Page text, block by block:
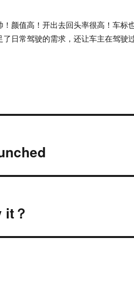
颜值高！开出去回头率很高！车标
日常驾驶的需求，还让车主在驾驶
？